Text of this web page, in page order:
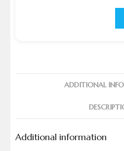
ADDITIONAL
Additional information